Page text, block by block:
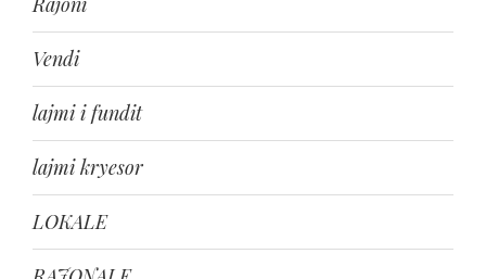
Vendi
lajmi i fundit
lajmi kryesor
LOKALE